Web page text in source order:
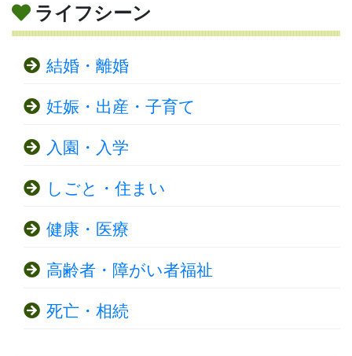
ライフシーン
結婚・離婚
妊娠・出産・子育て
入園・入学
しごと・住まい
健康・医療
高齢者・障がい者福祉
死亡・相続